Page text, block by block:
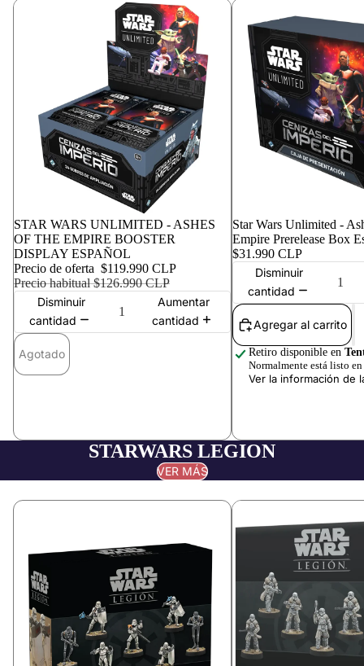
Agotado
STAR WARS UNLIMITED - ASHES
OF THE EMPIRE BOOSTER
DISPLAY ESPAÑOL
Precio de oferta $119.990 CLP
Precio habitual$126.990 CLP
Disminuir
cantidad
Aumentar
cantidad
Agotado
Star Wars Unlimited -
Empire Prerelease Box
$31.990 CLP
Disminuir
cantidad
Agregar al carrito
Retiro disponible en
Normalmente está listo
Ver la información de
STARWARS LEGION
VER MÁS